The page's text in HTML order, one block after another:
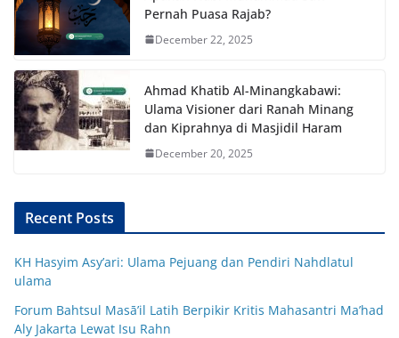
Pernah Puasa Rajab?
December 22, 2025
Ahmad Khatib Al-Minangkabawi:
Ulama Visioner dari Ranah Minang
dan Kiprahnya di Masjidil Haram
December 20, 2025
Recent Posts
KH Hasyim Asy’ari: Ulama Pejuang dan Pendiri Nahdlatul
ulama
Forum Bahtsul Masā’il Latih Berpikir Kritis Mahasantri Ma’had
Aly Jakarta Lewat Isu Rahn